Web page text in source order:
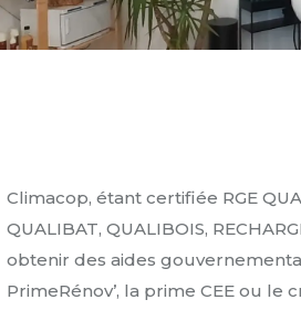
Climacop, étant certifiée RGE
QUALIBAT, QUALIBOIS,
obtenir des aides
PrimeRénov’, la prime CEE ou le